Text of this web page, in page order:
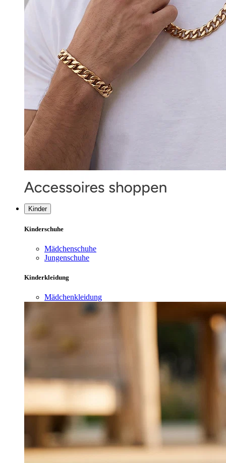
Kinder
Kinderschuhe
Mädchenschuhe
Jungenschuhe
Kinderkleidung
Mädchenkleidung